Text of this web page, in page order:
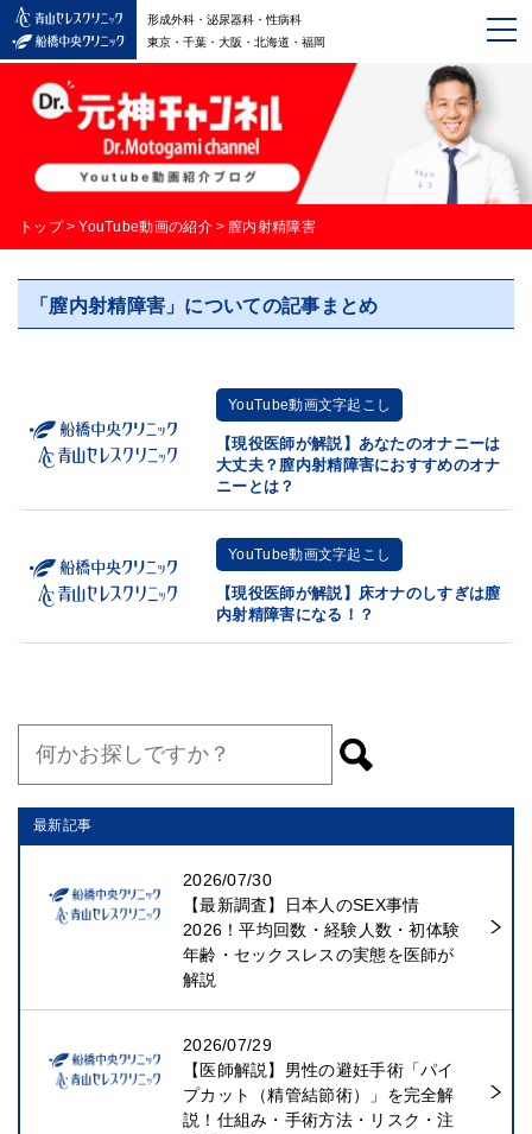
形成外科・泌尿器科・性病科
東京・千葉・大阪・北海道・福岡
トップ > YouTube動画の紹介 > 膣内射精障害
「膣内射精障害」についての記事まとめ
YouTube動画文字起こし
【現役医師が解説】あなたのオナニーは
大丈夫？膣内射精障害におすすめのオナ
ニーとは？
YouTube動画文字起こし
【現役医師が解説】床オナのしすぎは膣
内射精障害になる！？
最新記事
2026/07/30
【最新調査】日本人のSEX事情
2026！平均回数・経験人数・初体験
年齢・セックスレスの実態を医師が
解説
2026/07/29
【医師解説】男性の避妊手術「パイ
プカット（精管結節術）」を完全解
説！仕組み・手術方法・リスク・注